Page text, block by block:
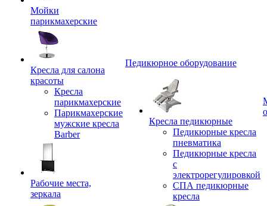
Мойки
парикмахерские
Кресла для салона
красоты
Кресла
парикмахерские
Парикмахерские
мужские кресла
Barber
Рабочие места,
зеркала
Педикюрное оборудование
Кресла педикюрные
Педикюрные кресла
пневматика
Педикюрные кресла
с
электрорегулировкой
СПА педикюрные
кресла